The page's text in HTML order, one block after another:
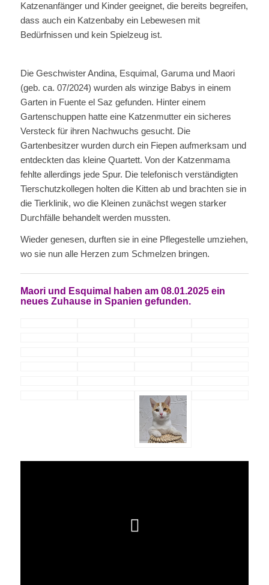
Katzenanfänger und Kinder geeignet, die bereits begreifen,
dass auch ein Katzenbaby ein Lebewesen mit
Bedürfnissen und kein Spielzeug ist.
Die Geschwister Andina, Esquimal, Garuma und Maori
(geb. ca. 07/2024) wurden als winzige Babys in einem
Garten in Fuente el Saz gefunden. Hinter einem
Gartenschuppen hatte eine Katzenmutter ein sicheres
Versteck für ihren Nachwuchs gesucht. Die
Gartenbesitzer wurden durch ein Fiepen aufmerksam und
entdeckten das kleine Quartett. Von der Katzenmama
fehlte allerdings jede Spur. Die telefonisch verständigten
Tierschutzkollegen holten die Kitten ab und brachten sie in
die Tierklinik, wo die Kleinen zunächst wegen starker
Durchfälle behandelt werden mussten.
Wieder genesen, durften sie in eine Pflegestelle umziehen,
wo sie nun alle Herzen zum Schmelzen bringen.
Maori und Esquimal haben am 08.01.2025 ein
neues Zuhause in Spanien gefunden.